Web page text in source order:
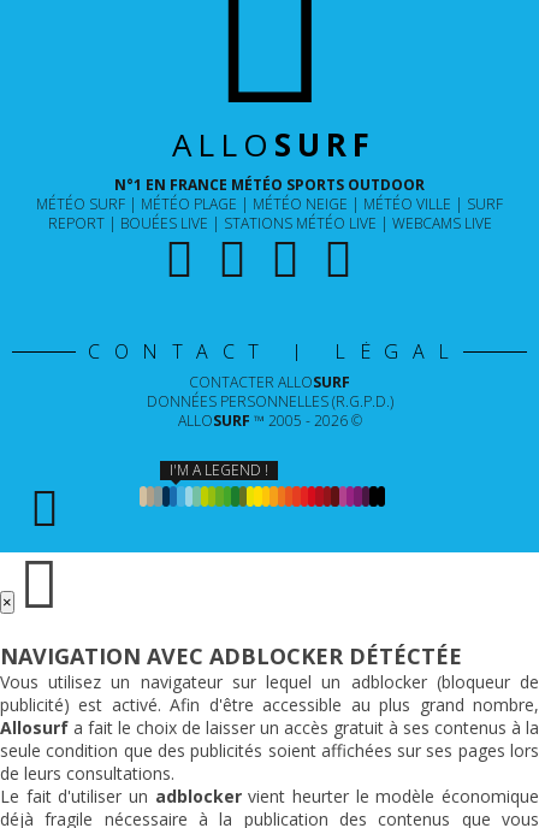
ALLO SURF
N°1 EN FRANCE MÉTÉO SPORTS OUTDOOR
MÉTÉO SURF
MÉTÉO PLAGE MÉTÉO NEIGE MÉTÉO VILLE
SURF
REPORT
BOUÉES LIVE STATIONS MÉTÉO LIVE WEBCAMS LIVE
CONTACT | LÉGAL
CONTACTER ALLOSURF
DONNÉES PERSONNELLES (R.G.P.D.)
ALLOSURF ™ 2005 - 2026 ©
I'M A LEGEND !
×
NAVIGATION AVEC ADBLOCKER DÉTÉCTÉE
Vous utilisez un navigateur sur lequel un adblocker (bloqueur de
publicité) est activé. Afin d'être accessible au plus grand nombre,
Allosurf a fait le choix de laisser un accès gratuit à ses contenus à la
seule condition que des publicités soient affichées sur ses pages lors
de leurs consultations.
Le fait d'utiliser un adblockervient heurter le modèle économique
déjà fragile nécessaire à la publication des contenus que vous